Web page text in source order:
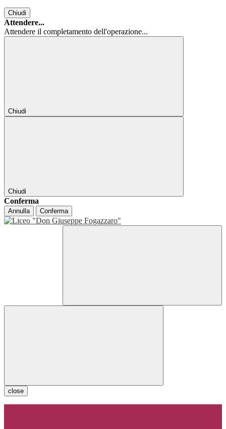
Chiudi
Attendere...
Attendere il completamento dell'operazione...
Chiudi
Chiudi
Conferma
Annulla Conferma
close